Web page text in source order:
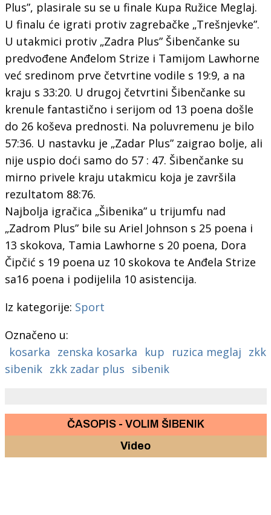
Plus”, plasirale su se u finale Kupa Ružice Meglaj.
U finalu će igrati protiv zagrebačke „Trešnjevke”.
U utakmici protiv „Zadra Plus” Šibenčanke su
predvođene Anđelom Strize i Tamijom Lawhorne
već sredinom prve četvrtine vodile s 19:9, a na
kraju s 33:20. U drugoj četvrtini Šibenčanke su
krenule fantastično i serijom od 13 poena došle
do 26 koševa prednosti. Na poluvremenu je bilo
57:36. U nastavku je „Zadar Plus” zaigrao bolje, ali
nije uspio doći samo do 57 : 47. Šibenčanke su
mirno privele kraju utakmicu koja je završila
rezultatom 88:76.
Najbolja igračica „Šibenika” u trijumfu nad
„Zadrom Plus” bile su Ariel Johnson s 25 poena i
13 skokova, Tamia Lawhorne s 20 poena, Dora
Čipčić s 19 poena uz 10 skokova te Anđela Strize
sa16 poena i podijelila 10 asistencija.
Iz kategorije: Sport
Označeno u:
kosarka zenska kosarka kup ruzica meglaj zkk
sibenik zkk zadar plus sibenik
ČASOPIS - VOLIM ŠIBENIK
Video